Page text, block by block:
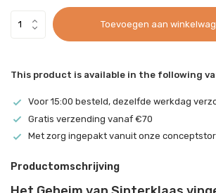
Toevoegen aan
This product is available in the following
Voor 15:00 besteld, dezelfde werkdag
Gratis verzending vanaf €70
Met zorg ingepakt vanuit onze
Productomschrijving